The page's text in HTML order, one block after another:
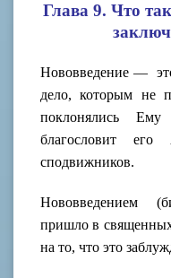
Глава 9. Что
Нововведение —
дело, которым не
поклонялись
благословит
сподвижников.
Нововведением
пришло в священных
на то, что это